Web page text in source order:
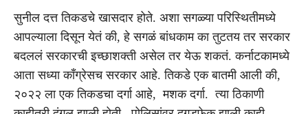
सुनील दत्त तिकडचे खासदार होते. अशा सगळ्या परिस्थितीमध्ये
आपल्याला दिसून येतं की, हे सगळं बांधकाम का तुटतय तर सरकार
बदललं सरकारची इच्छाशक्ती असेल तर येऊ शकतं. कर्नाटकामध्ये
आता सध्या काँग्रेसच सरकार आहे. तिकडे एक बातमी आली की,
२०२२ ला एक तिकडचा दर्गा आहे, मशक दर्गा. त्या ठिकाणी